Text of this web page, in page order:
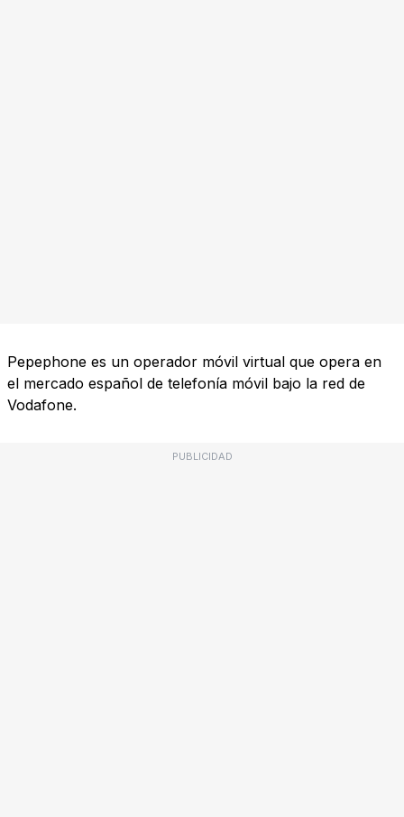
Pepephone es un operador móvil virtual que opera en
el mercado español de telefonía móvil bajo la red de
Vodafone.
PUBLICIDAD